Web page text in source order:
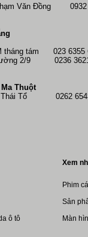
Văn Đồng 0932
tháng tám 023 6355
2/9 0236
Thuột
Thái Tổ 0262
ô tô
Xem
Phim
Sản
Màn